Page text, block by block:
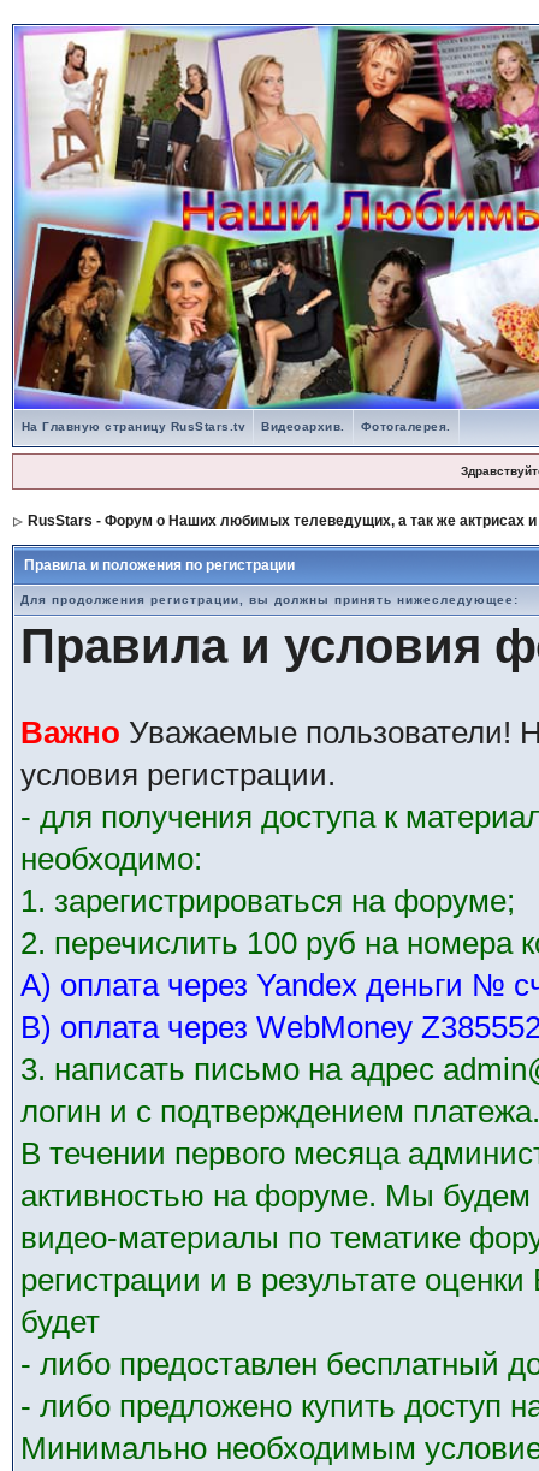
На Главную страницу RusStars.tv Видеоархив. Фотогалерея.
RusStars - Форум о Наших любимых телеведущих, а так же актрисах и
Правила и положения по регистрации
Для продолжения регистрации, вы должны принять нижеследующее:
Правила и условия
Важно Уважаемые пользователи!
условия регистрации.
- для получения доступа к
необходимо:
1. зарегистрироваться на форуме;
2. перечислить 100 руб на номера
А) оплата через Yandex деньги №
В) оплата через WebMoney
3. написать письмо на адрес
логин и с подтверждением платежа.
В течении первого месяца
активностью на форуме. Мы
видео-материалы по тематике
регистрации и в результате
будет
- либо предоставлен бесплатный
- либо предложено купить доступ
Минимально необходимым